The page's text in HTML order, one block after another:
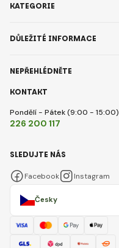
KONTAKT
Pondělí - Pátek (9:00 - 15:00)
226 200 117
KATEGORIE
DŮLEŽITÉ INFORMACE
NEPŘEHLÉDNĚTE
Česky
SLEDUJTE NÁS
Facebook Instagram